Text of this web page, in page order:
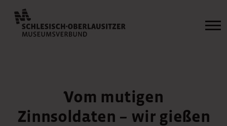
Vom mutigen
Zinnsoldaten – wir gießen